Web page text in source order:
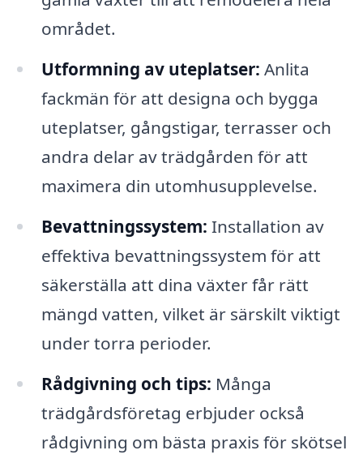
området.
Utformning av uteplatser: Anlita
fackmän för att designa och bygga
uteplatser, gångstigar, terrasser och
andra delar av trädgården för att
maximera din utomhusupplevelse.
Bevattningssystem: Installation av
effektiva bevattningssystem för att
säkerställa att dina växter får rätt
mängd vatten, vilket är särskilt viktigt
under torra perioder.
Rådgivning och tips: Många
trädgårdsföretag erbjuder också
rådgivning om bästa praxis för skötsel